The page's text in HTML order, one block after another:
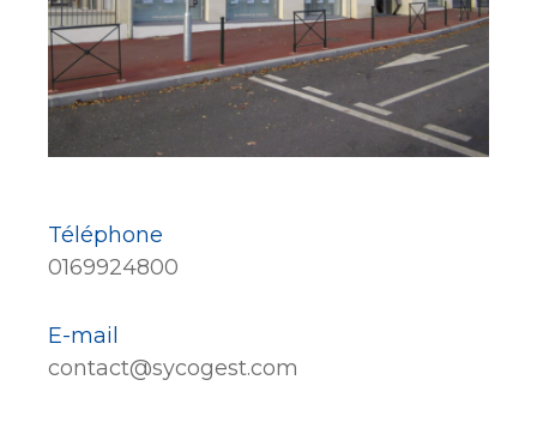
Téléphone
0169924800
E-mail
contact@sycogest.com